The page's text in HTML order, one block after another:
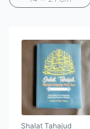
Shalat Tahajud